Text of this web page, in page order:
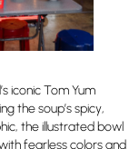
iconic Tom Yum
the soup’s spicy,
the illustrated bowl
fearless colors and